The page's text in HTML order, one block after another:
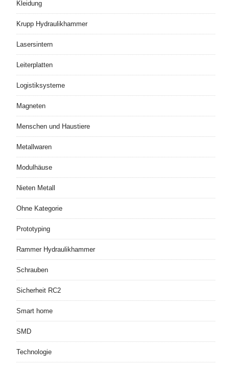
Kleidung
Krupp Hydraulikhammer
Lasersintern
Leiterplatten
Logistiksysteme
Magneten
Menschen und Haustiere
Metallwaren
Modulhäuse
Nieten Metall
Ohne Kategorie
Prototyping
Rammer Hydraulikhammer
Schrauben
Sicherheit RC2
Smart home
SMD
Technologie